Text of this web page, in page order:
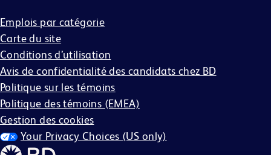
Emplois par catégorie
Carte du site
Conditions d’utilisation
Avis de confidentialité des candidats chez BD
Politique sur les témoins
Politique des témoins (EMEA)
Gestion des cookies
Your Privacy Choices (US only)